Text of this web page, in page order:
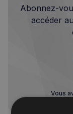
Abonnez-
accéder
Vous